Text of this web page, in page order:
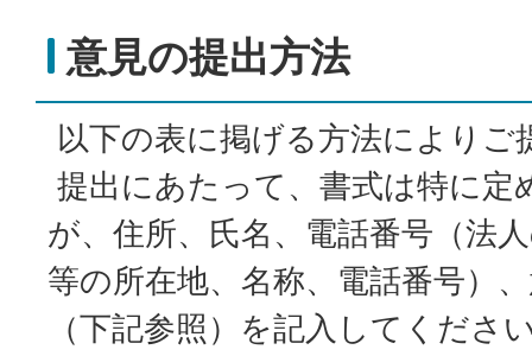
意見の提出方法
以下の表に掲げる方法によりご
提出にあたって、書式は特に定
が、住所、氏名、電話番号（法
等の所在地、名称、電話番号）
（下記参照）を記入してくださ